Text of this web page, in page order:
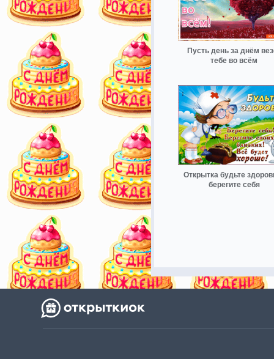
Пусть день за днём
тебе во всём
Открытка будьте
берегите себя